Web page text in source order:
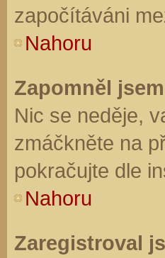
započítáváni
Nahoru
Zapomněl
Nic se neděje,
zmáčkněte na
pokračujte dle
Nahoru
Zaregistroval